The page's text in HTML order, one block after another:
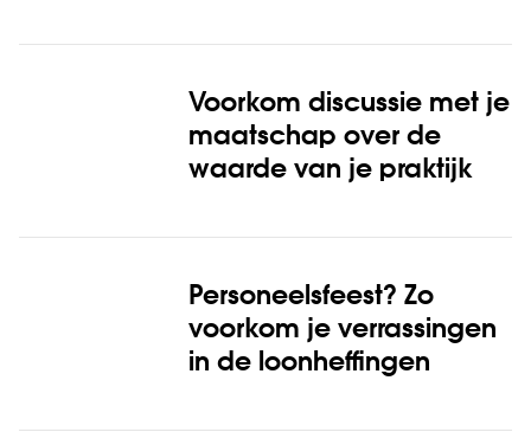
Voorkom discussie met je
maatschap over de
waarde van je praktijk
Personeelsfeest? Zo
voorkom je verrassingen
in de loonheffingen